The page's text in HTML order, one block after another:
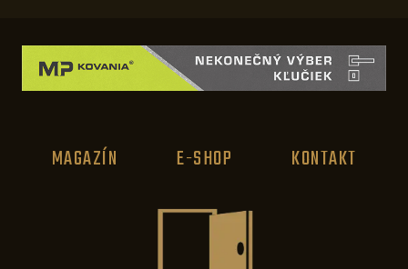
MAGAZÍN E-SHOP KONTAKT